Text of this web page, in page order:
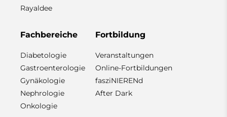
Rayaldee
Fachbereiche
Diabetologie
Gastroenterologie
Gynäkologie
Nephrologie
Onkologie
Fortbildung
Veranstaltungen
Online-Fortbildungen
fasziNIERENd
After Dark